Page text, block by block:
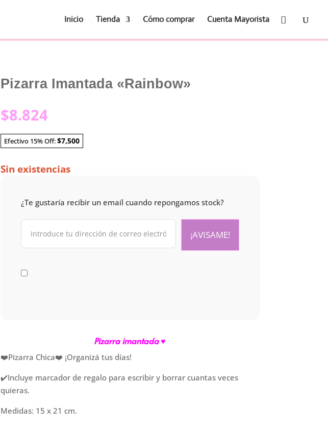
Inicio Tienda Cómo comprar Cuenta Mayorista
Pizarra Imantada «Rainbow»
$8.824
Efectivo 15% Off:$7,500
Sin existencias
¿Te gustaría recibir un email cuando repongamos stock?
Pizarra imantada ♥
❤️Pizarra Chica❤️ ¡Organizá tus días!
✔️Incluye marcador de regalo para escribir y borrar cuantas veces
quieras.
Medidas: 15 x 21 cm.